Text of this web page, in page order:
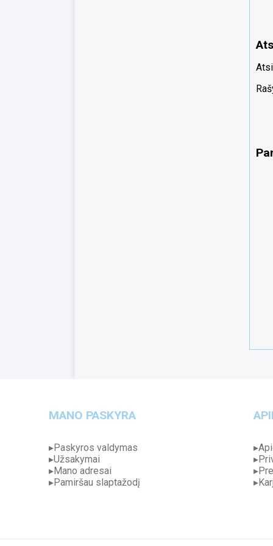
MANO PASKYRA
Paskyros valdymas
Užsakymai
Mano adresai
Pamiršau slaptažodį